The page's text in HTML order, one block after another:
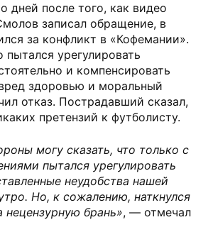
дней после того, как видео
записал обращение, в
за конфликт в «Кофемании».
пытался урегулировать
и компенсировать
здоровью и моральный
отказ. Пострадавший сказал,
претензий к футболисту.
могу сказать, что только с
пытался урегулировать
неудобства нашей
Но, к сожалению, наткнулся
нецензурную брань», — отмечал